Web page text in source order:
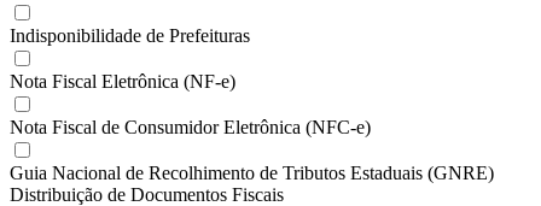
Indisponibilidade de Prefeituras
Nota Fiscal Eletrônica (NF-e)
Nota Fiscal de Consumidor Eletrônica (NFC-e)
Guia Nacional de Recolhimento de Tributos Estaduais (GNRE)
Distribuição de Documentos Fiscais